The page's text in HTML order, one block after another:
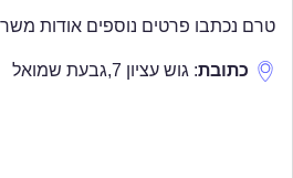
טרם נכתבו פרטים נוספים אודות
כתובת: גוש עציון 7 ,גבעת שמואל